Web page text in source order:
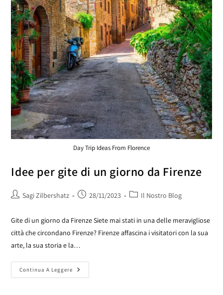
Day Trip Ideas From Florence
Idee per gite di un giorno da Firenze
Sagi Zilbershatz 28/11/2023 Il Nostro Blog
Gite di un giorno da Firenze Siete mai stati in una delle meravigliose
città che circondano Firenze? Firenze affascina i visitatori con la sua
arte, la sua storia e la…
Continua A Leggere